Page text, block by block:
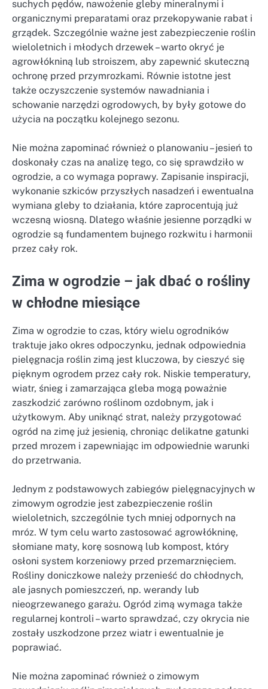
suchych pędów, nawożenie gleby mineralnymi i
organicznymi preparatami oraz przekopywanie rabat i
grządek. Szczególnie ważne jest zabezpieczenie roślin
wieloletnich i młodych drzewek – warto okryć je
agrowłókniną lub stroiszem, aby zapewnić skuteczną
ochronę przed przymrozkami. Równie istotne jest
także oczyszczenie systemów nawadniania i
schowanie narzędzi ogrodowych, by były gotowe do
użycia na początku kolejnego sezonu.
Nie można zapominać również o planowaniu – jesień to
doskonały czas na analizę tego, co się sprawdziło w
ogrodzie, a co wymaga poprawy. Zapisanie inspiracji,
wykonanie szkiców przyszłych nasadzeń i ewentualna
wymiana gleby to działania, które zaprocentują już
wczesną wiosną. Dlatego właśnie jesienne porządki w
ogrodzie są fundamentem bujnego rozkwitu i harmonii
przez cały rok.
Zima w ogrodzie – jak dbać o rośliny
w chłodne miesiące
Zima w ogrodzie to czas, który wielu ogrodników
traktuje jako okres odpoczynku, jednak odpowiednia
pielęgnacja roślin zimą jest kluczowa, by cieszyć się
pięknym ogrodem przez cały rok. Niskie temperatury,
wiatr, śnieg i zamarzająca gleba mogą poważnie
zaszkodzić zarówno roślinom ozdobnym, jak i
użytkowym. Aby uniknąć strat, należy przygotować
ogród na zimę już jesienią, chroniąc delikatne gatunki
przed mrozem i zapewniając im odpowiednie warunki
do przetrwania.
Jednym z podstawowych zabiegów pielęgnacyjnych w
zimowym ogrodzie jest zabezpieczenie roślin
wieloletnich, szczególnie tych mniej odpornych na
mróz. W tym celu warto zastosować agrowłókninę,
słomiane maty, korę sosnową lub kompost, który
osłoni system korzeniowy przed przemarznięciem.
Rośliny doniczkowe należy przenieść do chłodnych,
ale jasnych pomieszczeń, np. werandy lub
nieogrzewanego garażu. Ogród zimą wymaga także
regularnej kontroli – warto sprawdzać, czy okrycia nie
zostały uszkodzone przez wiatr i ewentualnie je
poprawiać.
Nie można zapominać również o zimowym